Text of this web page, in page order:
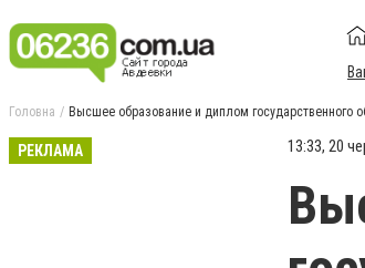
Головна Высшее образование и диплом государственного
РЕКЛАМА 13:33, 20